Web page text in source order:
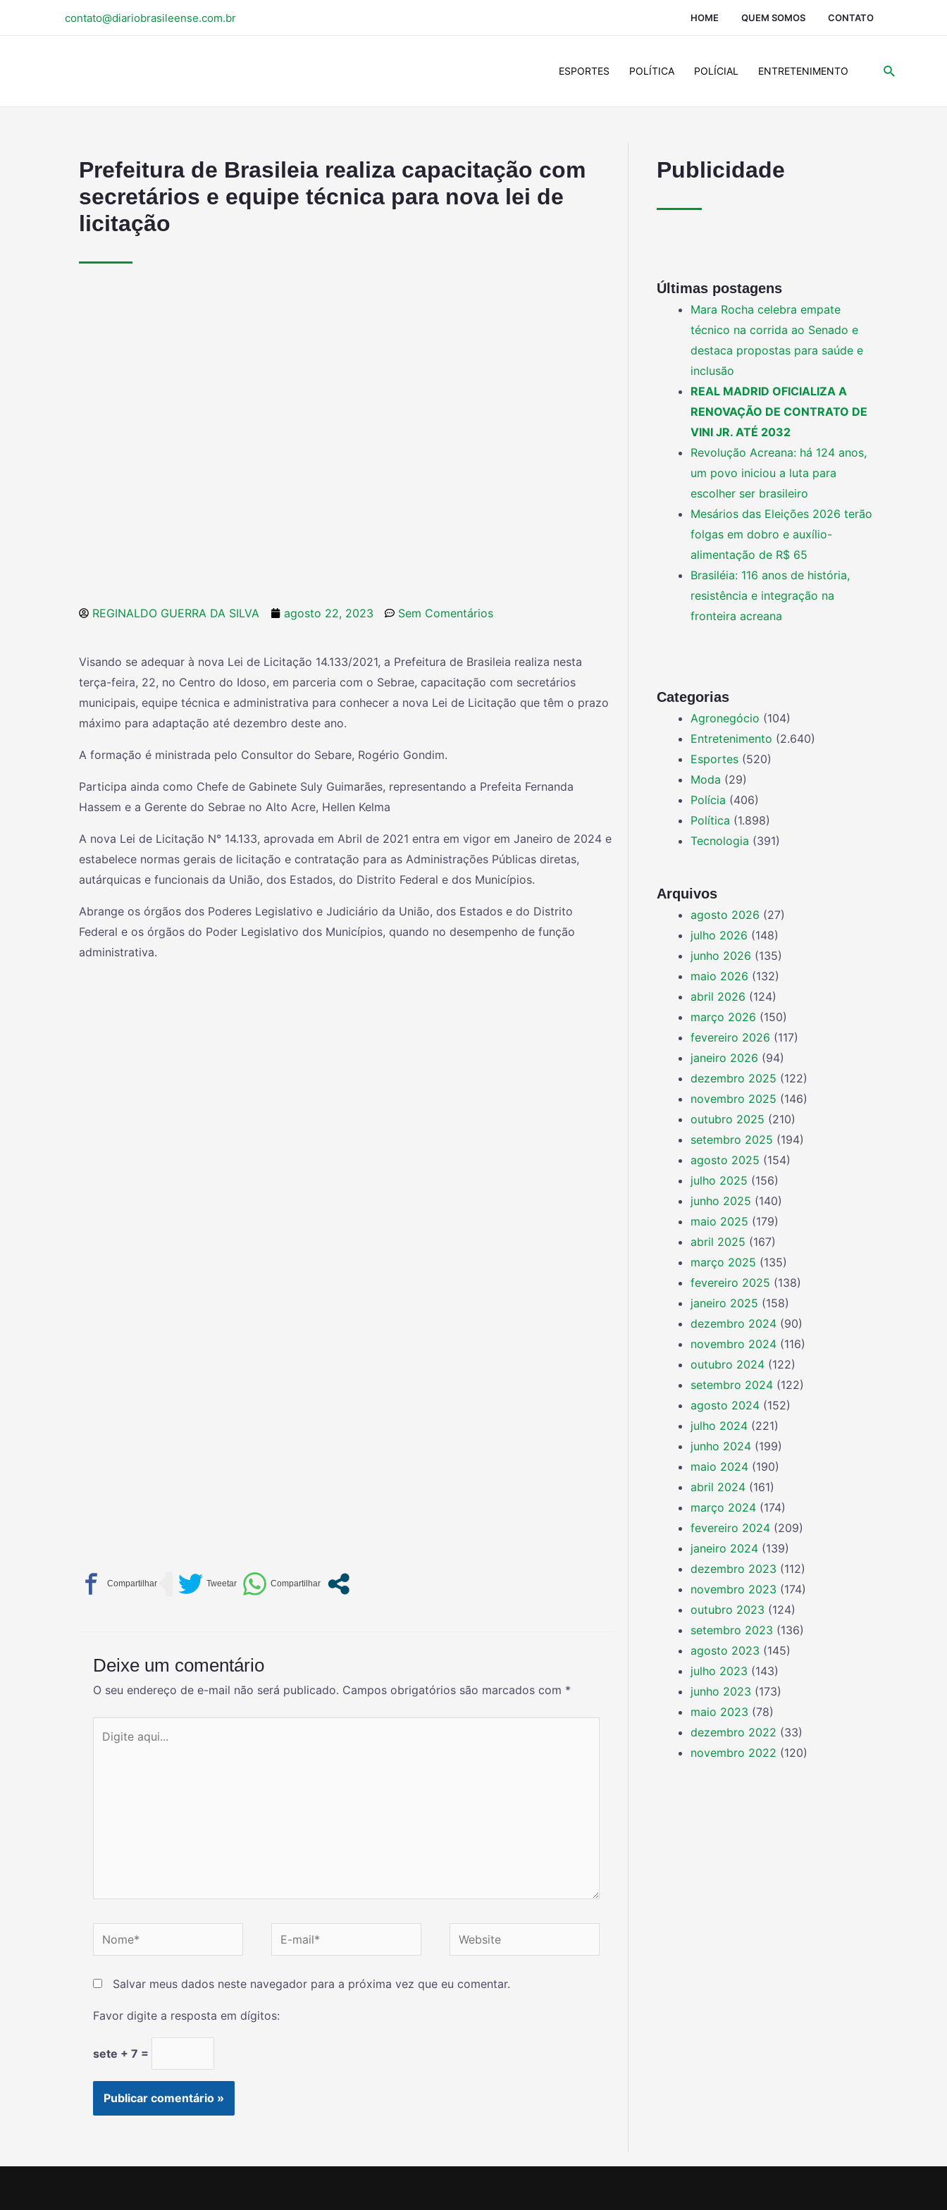
contato@diariobrasileense.com.br HOME QUEM SOMOS CONTATO
ESPORTES POLÍTICA POLÍCIAL ENTRETENIMENTO
Prefeitura de Brasileia realiza capacitação com
secretários e equipe técnica para nova lei de
licitação
REGINALDO GUERRA DA SILVA agosto 22, 2023 Sem Comentários
Visando se adequar à nova Lei de Licitação 14.133/2021, a Prefeitura de Brasileia realiza nesta
terça-feira, 22, no Centro do Idoso, em parceria com o Sebrae, capacitação com secretários
municipais, equipe técnica e administrativa para conhecer a nova Lei de Licitação que têm o prazo
máximo para adaptação até dezembro deste ano.
A formação é ministrada pelo Consultor do Sebare, Rogério Gondim.
Participa ainda como Chefe de Gabinete Suly Guimarães, representando a Prefeita Fernanda
Hassem e a Gerente do Sebrae no Alto Acre, Hellen Kelma
A nova Lei de Licitação N° 14.133, aprovada em Abril de 2021 entra em vigor em Janeiro de 2024 e
estabelece normas gerais de licitação e contratação para as Administrações Públicas diretas,
autárquicas e funcionais da União, dos Estados, do Distrito Federal e dos Municípios.
Abrange os órgãos dos Poderes Legislativo e Judiciário da União, dos Estados e do Distrito
Federal e os órgãos do Poder Legislativo dos Municípios, quando no desempenho de função
administrativa.
Deixe um comentário
O seu endereço de e-mail não será publicado. Campos obrigatórios são marcados com *
Salvar meus dados neste navegador para a próxima vez que eu comentar.
Favor digite a resposta em dígitos:
sete + 7 =
Publicidade
Últimas postagens
Mara Rocha celebra empate
técnico na corrida ao Senado e
destaca propostas para saúde e
inclusão
REAL MADRID OFICIALIZA A
RENOVAÇÃO DE CONTRATO DE
VINI JR. ATÉ 2032
Revolução Acreana: há 124 anos,
um povo iniciou a luta para
escolher ser brasileiro
Mesários das Eleições 2026 terão
folgas em dobro e auxílio-
alimentação de R$ 65
Brasiléia: 116 anos de história,
resistência e integração na
fronteira acreana
Categorias
Agronegócio (104)
Entretenimento (2.640)
Esportes (520)
Moda (29)
Polícia (406)
Política (1.898)
Tecnologia (391)
Arquivos
agosto 2026 (27)
julho 2026 (148)
junho 2026 (135)
maio 2026 (132)
abril 2026 (124)
março 2026 (150)
fevereiro 2026 (117)
janeiro 2026 (94)
dezembro 2025 (122)
novembro 2025 (146)
outubro 2025 (210)
setembro 2025 (194)
agosto 2025 (154)
julho 2025 (156)
junho 2025 (140)
maio 2025 (179)
abril 2025 (167)
março 2025 (135)
fevereiro 2025 (138)
janeiro 2025 (158)
dezembro 2024 (90)
novembro 2024 (116)
outubro 2024 (122)
setembro 2024 (122)
agosto 2024 (152)
julho 2024 (221)
junho 2024 (199)
maio 2024 (190)
abril 2024 (161)
março 2024 (174)
fevereiro 2024 (209)
janeiro 2024 (139)
dezembro 2023 (112)
novembro 2023 (174)
outubro 2023 (124)
setembro 2023 (136)
agosto 2023 (145)
julho 2023 (143)
junho 2023 (173)
maio 2023 (78)
dezembro 2022 (33)
novembro 2022 (120)